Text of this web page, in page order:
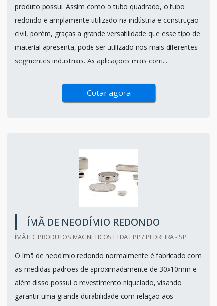
produto possui. Assim como o tubo quadrado, o tubo
redondo é amplamente utilizado na indústria e construção
civil, porém, graças a grande versatilidade que esse tipo de
material apresenta, pode ser utilizado nos mais diferentes
segmentos industriais. As aplicações mais corri...
Cotar agora
ÍMÃ DE NEODÍMIO REDONDO
ÍMÃTEC PRODUTOS MAGNÉTICOS LTDA EPP / PEDREIRA - SP
O ímã de neodímio redondo normalmente é fabricado com
as medidas padrões de aproximadamente de 30x10mm e
além disso possui o revestimento niquelado, visando
garantir uma grande durabilidade com relação aos